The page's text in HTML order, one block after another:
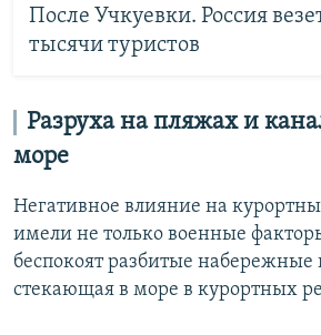
После Учкуевки. Россия
тысячи туристов
Разруха на пляжах и
море
Негативное влияние на
имели не только военные
беспокоят разбитые набережные
стекающая в море в курортных